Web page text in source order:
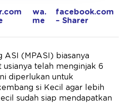
wa.
me
facebook.com
– Sharer
ASI (MPASI) biasanya
telah menginjak 6
diperlukan untuk
si Kecil agar lebih
sudah siap mendapatkan